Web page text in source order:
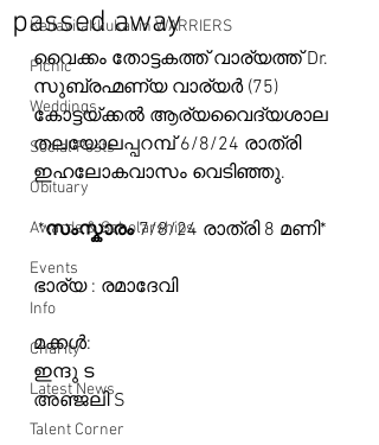
Kedavilakkukal in WARRIERS
Picnic
Weddings
Social Posts
Obituary
Awards & Scholarships
Events
Info
Charity
Latest News
Talent Corner
passed away
വൈക്കം തോട്ടകത്ത് വാര്യത്ത് Dr.
സുബ്രഹ്മണ്യ വാര്യർ (75)
കോട്ടയ്ക്കൽ ആര്യവൈദ്യശാല
തലയോലപ്പറമ്പ് 6/8/24 രാത്രി
ഇഹലോകവാസം വെടിഞ്ഞു.
*സംസ്കാരം 7/8/24 രാത്രി 8 മണി*
ഭാര്യ : രമാദേവി
മക്കൾ:
ഇന്ദു ട
അഞ്ജലി S